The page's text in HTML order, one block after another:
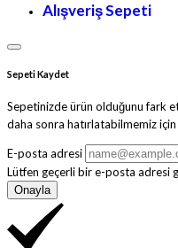
Alışveriş Sepeti
Sepeti Kaydet
Sepetinizde ürün olduğunu fark
daha sonra hatırlatabilmemiz
E-posta adresi
Lütfen geçerli bir e-posta adresi
Onayla